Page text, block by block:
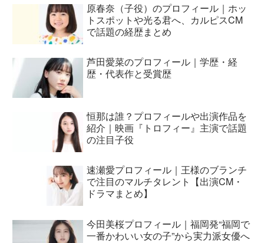
原春奈（子役）のプロフィール｜ホッ
トスポットや光る君へ、カルピスCM
で話題の経歴まとめ
芦田愛菜のプロフィール｜学歴・経
歴・代表作と受賞歴
恒那は誰？プロフィールや出演作品を
紹介｜映画『トロフィー』主演で話題
の注目子役
速瀬愛プロフィール｜王様のブランチ
で注目のマルチタレント【出演CM・
ドラマまとめ】
今田美桜プロフィール｜福岡発“福岡で
一番かわいい女の子”から実力派女優へ